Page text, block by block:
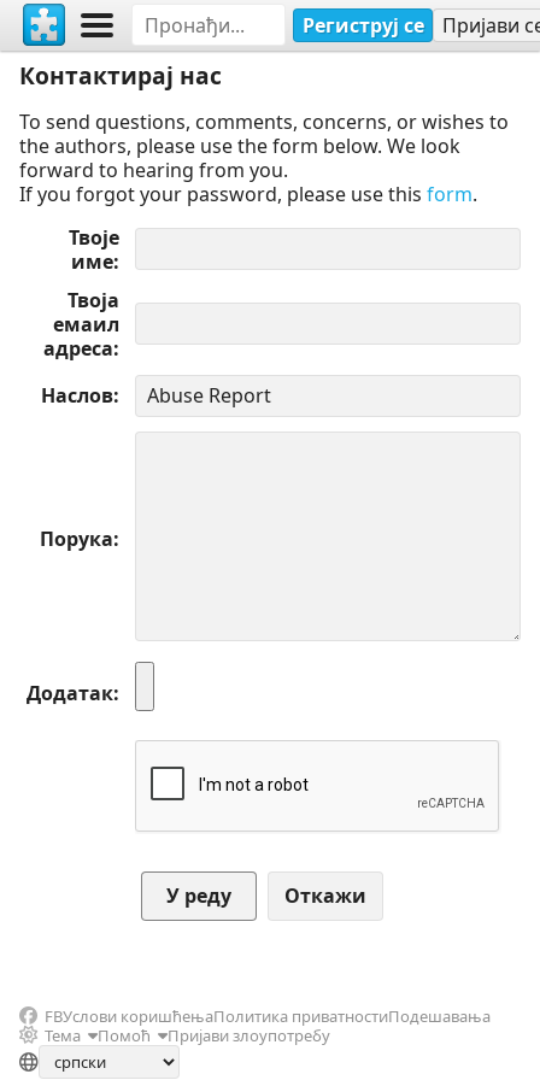
Региструј се Пријави
Контактирај нас
To send questions, comments, concerns, or wishes to
the authors, please use the form below. We look
forward to hearing from you.
If you forgot your password, please use this form.
Твоје
име
Твоја
емаил
адреса
Наслов
Порука
Додатак
Откажи
FBУслови коришћењаПолитика приватностиПодешавања
Тема
Помоћ Пријави злоупотребу